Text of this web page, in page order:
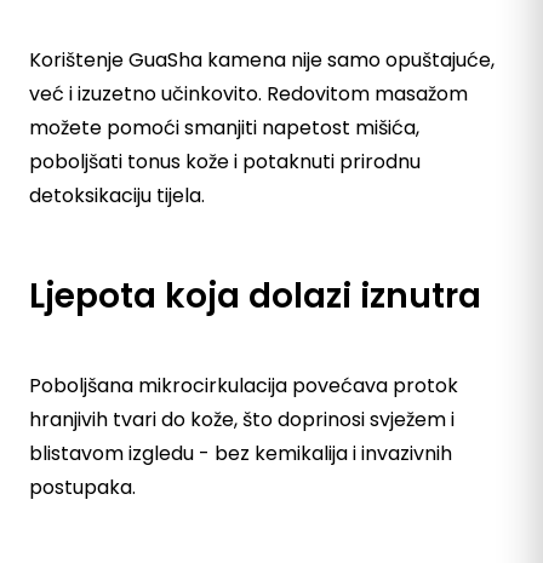
Korištenje GuaSha kamena nije samo opuštajuće,
već i izuzetno učinkovito. Redovitom masažom
možete pomoći smanjiti napetost mišića,
poboljšati tonus kože i potaknuti prirodnu
detoksikaciju tijela.
Ljepota koja dolazi iznutra
Poboljšana mikrocirkulacija povećava protok
hranjivih tvari do kože, što doprinosi svježem i
blistavom izgledu - bez kemikalija i invazivnih
postupaka.